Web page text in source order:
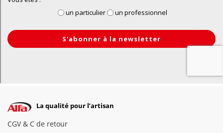
La qualité pour l’artisan
CGV & C de retour